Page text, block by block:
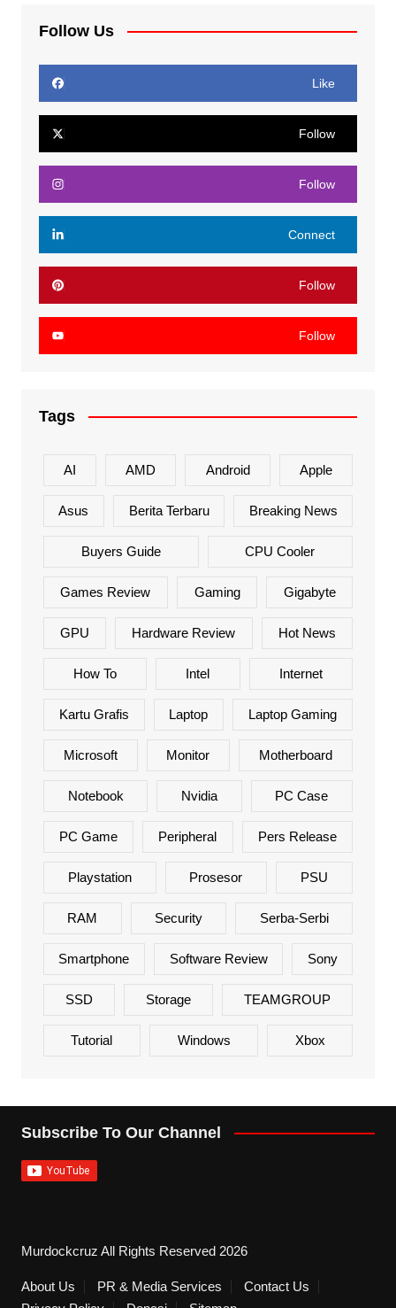
Follow Us
Like
Follow
Follow
Connect
Follow
Follow
Tags
AI AMD Android Apple
Asus Berita Terbaru Breaking News
Buyers Guide CPU Cooler
Games Review Gaming Gigabyte
GPU Hardware Review Hot News
How To Intel Internet
Kartu Grafis Laptop Laptop Gaming
Microsoft Monitor Motherboard
Notebook Nvidia PC Case
PC Game Peripheral Pers Release
Playstation Prosesor PSU
RAM Security Serba-Serbi
Smartphone Software Review Sony
SSD Storage TEAMGROUP
Tutorial Windows Xbox
Subscribe To Our Channel
Murdockcruz All Rights Reserved 2026
About Us PR & Media Services
Contact Us